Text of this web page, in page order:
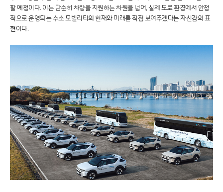
할 예정이다. 이는 단순히 차량을 지원하는 차원을 넘어, 실제 도로 환경에서 안정
적으로 운영되는 수소 모빌리티의 현재와 미래를 직접 보여주겠다는 자신감의 표
현이다.